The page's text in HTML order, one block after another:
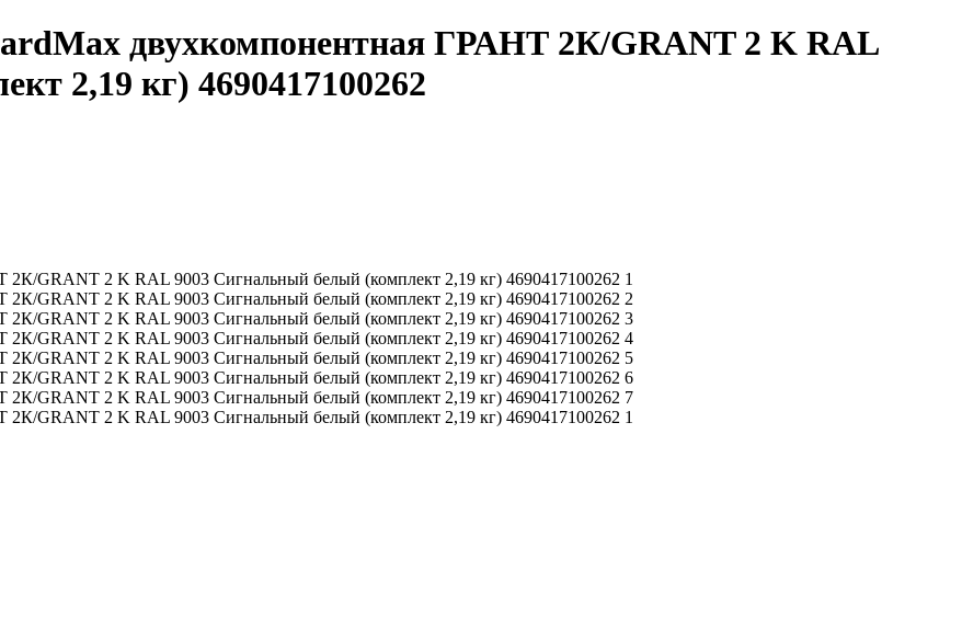
двухкомпонентная ГРАНТ 2К/GRANT 2 K RAL
2,19 кг) 4690417100262